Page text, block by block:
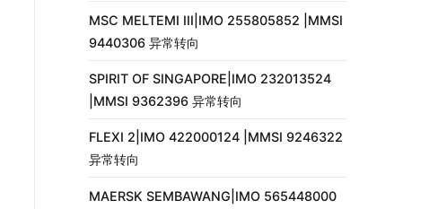
MSC MELTEMI III|IMO 255805852 |MMSI
9440306 异常转向
SPIRIT OF SINGAPORE|IMO 232013524
|MMSI 9362396 异常转向
FLEXI 2|IMO 422000124 |MMSI 9246322
异常转向
MAERSK SEMBAWANG|IMO 565448000